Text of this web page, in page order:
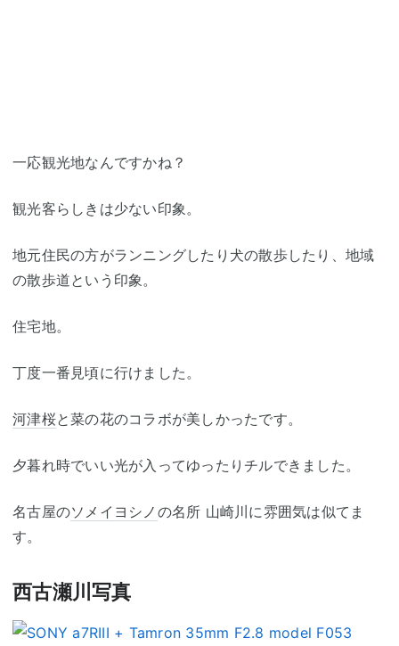
一応観光地なんですかね？
観光客らしきは少ない印象。
地元住民の方がランニングしたり犬の散歩したり、地域
の散歩道という印象。
住宅地。
丁度一番見頃に行けました。
河津桜と菜の花のコラボが美しかったです。
夕暮れ時でいい光が入ってゆったりチルできました。
名古屋のソメイヨシノ の名所 山崎川に雰囲気は似てま
す。
西古瀬川写真